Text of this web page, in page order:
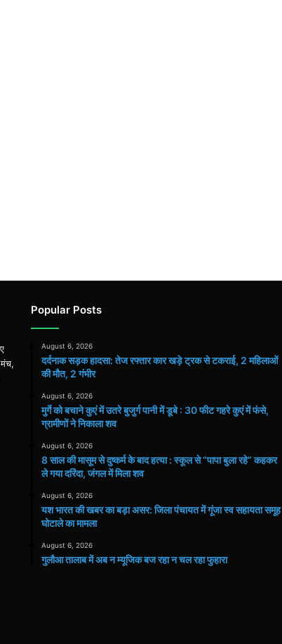
Popular Posts
August 6, 2026
दर्दनाक सड़क हादसा: तेज रफ्तार कार खड़े ट्रक से टकराई, 2 महिलाओं
की मौत, 2 गंभीर
August 6, 2026
मुर्गे को बचाने कुएं में उतरे बुजुर्ग पानी में डूबे : 30 फीट गहरे कुएं में फंसे,
ग्रामीणों ने निकाला शव
August 6, 2026
8 साल की मासूम से दुष्कर्म के बाद हत्या : स्कूल से “पापा बुला रहे” कहकर
ले गया दरिंदा, जंगल में मिला शव
August 6, 2026
यश भारत की खबर का बड़ा असर: जिला पंचायत में गूंजा स्व सहायता समूह
घोटाले का मामला
August 6, 2026
गुलौआ तालाब में अब न म्यूजिक बज रहा न चल रहा फुहारा